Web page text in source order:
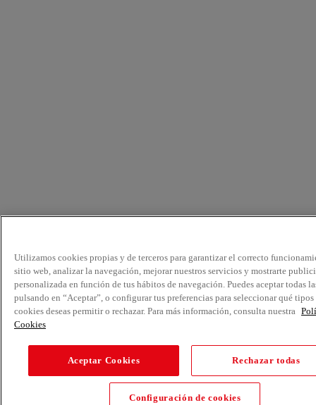
Utilizamos cookies propias y de terceros para garantizar el correcto
sitio web, analizar la navegación, mejorar nuestros servicios y mostrarte
personalizada en función de tus hábitos de navegación. Puedes aceptar todas
pulsando en “Aceptar”, o configurar tus preferencias para seleccionar qué tipos
cookies deseas permitir o rechazar. Para más información, consulta nuestra
Cookies
Aceptar Cookies Rechazar todas
Configuración de cookies